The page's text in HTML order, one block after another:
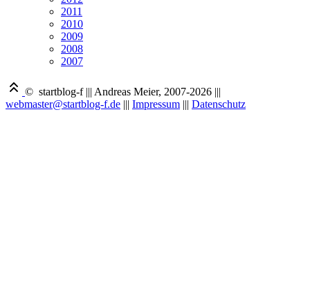
2011
2010
2009
2008
2007
© startblog-f ||| Andreas Meier, 2007-2026 |||
webmaster@startblog-f.de ||| Impressum ||| Datenschutz